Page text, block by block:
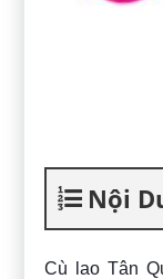
Nội
Cù lao Tân